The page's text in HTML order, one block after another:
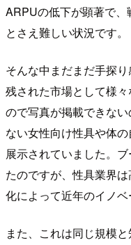
ARPUの低下が顕著で、
とさえ難しい状況です。
そんな中まだまだ手探
残された市場として様
ので写真が掲載できな
ない女性向け性具や体
展示されていました。
たのですが、性具業界
化によって近年のイノベ
また、これは同じ規模